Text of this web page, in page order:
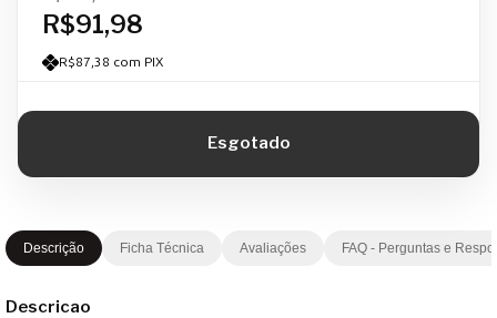
R$91,98
R$87,38 com PIX
Descrição Ficha Técnica Avaliações FAQ - Perguntas e
Descricao